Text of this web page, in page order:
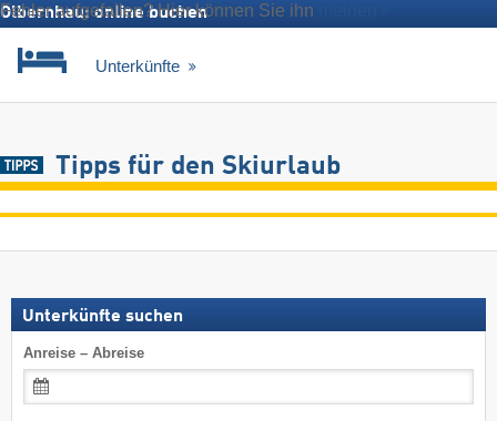
Fehler aufgefallen? Hier können Sie ihn
Olbernhau: online buchen
Unterkünfte
Tipps für den Skiurlaub
Unterkünfte suchen
Anreise – Abreise